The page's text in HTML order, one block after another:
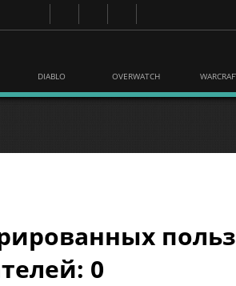
DIABLO OVERWATCH
0